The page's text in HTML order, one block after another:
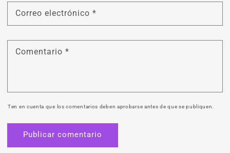
Correo electrónico *
Comentario *
Ten en cuenta que los comentarios deben aprobarse antes de que se publiquen.